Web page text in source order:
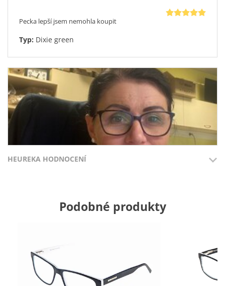
Pecka lepší jsem nemohla koupit
Typ: Dixie green
Krásný design pohodlné nošení.
HEUREKA HODNOCENÍ
Přidáno 3.8.2026
nemám
DOPORUČUJE OBCHOD DOPORUČUJE
Podobné produkty